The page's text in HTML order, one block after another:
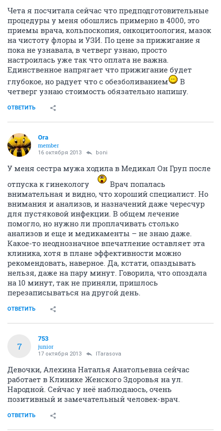
Чета я посчитала сейчас что предподготовительные
процедуры у меня обошлись примерно в 4000, это
приемы врача, кольпоскопия, онкоцитоология, мазок
на чистоту флоры и УЗИ. По цене за прижигание я
пока не узнавала, в четверг узнаю, просто
настроилась уже так что оплата не важна.
Единственное напрягает что прижигание будет
глубокое, но радует что с обезболиванием
В
четверг узнаю стоимость обязательно напишу.
ОТВЕТИТЬ
Ora
member
16 октября 2013 boni
У меня сестра мужа ходила в Медикал Он Груп после
отпуска к гинекологу
Врач попалась
внимательная и видно, что хороший специалист. Но
внимания и анализов, и назначений даже чересчур
для пустяковой инфекции. В общем лечение
помогло, но нужно ли проплачивать столько
анализов и еще и медикаменты – не знаю даже.
Какое-то неоднозначное впечатление оставляет эта
клиника, хотя в плане эффективности можно
рекомендовать, наверное. Да, кстати, опаздывать
нельзя, даже на пару минут. Говорила, что опоздала
на 10 минут, так не приняли, пришлось
перезаписываться на другой день.
ОТВЕТИТЬ
7
753
junior
17 октября 2013 ITarasova
Девочки, Алехина Наталья Анатольевна сейчас
работает в Клинике Женского Здоровья на ул.
Народной. Сейчас у неё наблюдаюсь, очень
позитивный и замечательный человек-врач.
ОТВЕТИТЬ